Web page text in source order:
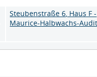
Steubenstraße 6, Haus F -
Maurice-Halbwachs-